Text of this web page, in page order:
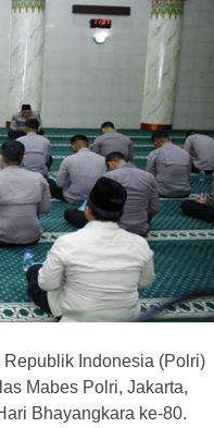
Indonesia (Polri)
Mabes Polri, Jakarta,
Bhayangkara ke-80.